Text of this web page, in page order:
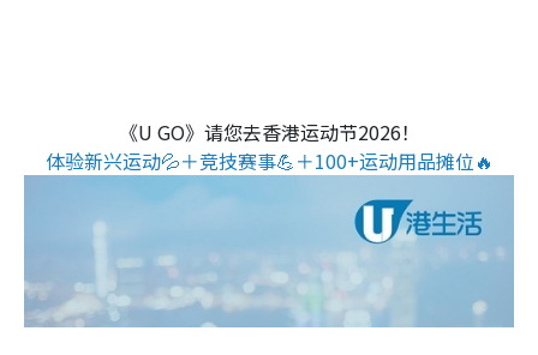
《U GO》请您去香港运动节2026！
体验新兴运动💦＋竞技赛事💪＋100+运动用品摊位🔥